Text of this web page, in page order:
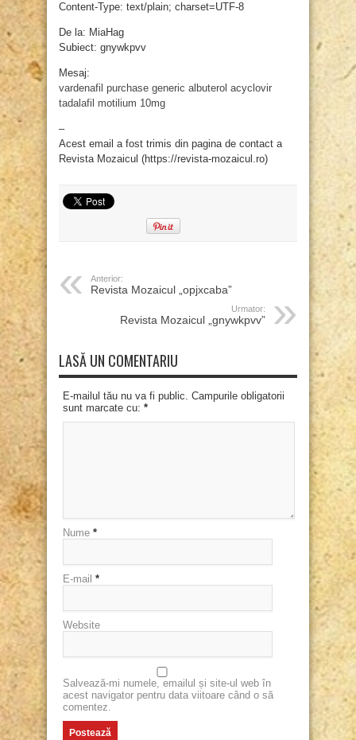
Content-Type: text/plain; charset=UTF-8
De la: MiaHag
Subiect: gnywkpvv
Mesaj:
vardenafil purchase generic albuterol acyclovir
tadalafil motilium 10mg
–
Acest email a fost trimis din pagina de contact a
Revista Mozaicul (https://revista-mozaicul.ro)
Anterior:
Revista Mozaicul „opjxcaba”
Urmator:
Revista Mozaicul „gnywkpvv”
LASĂ UN COMENTARIU
E-mailul tău nu va fi public. Campurile obligatorii
sunt marcate cu: *
Nume *
E-mail *
Website
Salvează-mi numele, emailul și site-ul web în
acest navigator pentru data viitoare când o să
comentez.